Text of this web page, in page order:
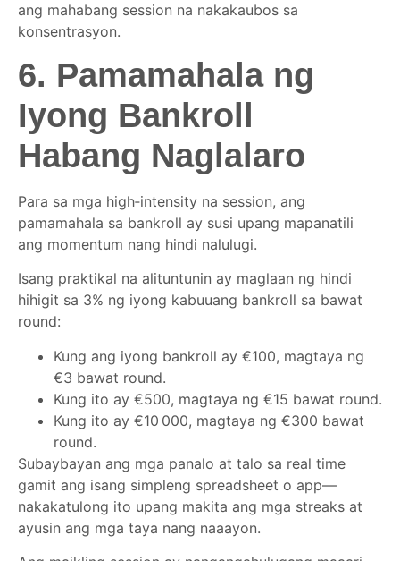
ang mahabang session na nakakaubos sa
konsentrasyon.
6. Pamamahala ng
Iyong Bankroll
Habang Naglalaro
Para sa mga high‑intensity na session, ang
pamamahala sa bankroll ay susi upang mapanatili
ang momentum nang hindi nalulugi.
Isang praktikal na alituntunin ay maglaan ng hindi
hihigit sa 3% ng iyong kabuuang bankroll sa bawat
round:
Kung ang iyong bankroll ay €100, magtaya ng
€3 bawat round.
Kung ito ay €500, magtaya ng €15 bawat round.
Kung ito ay €10 000, magtaya ng €300 bawat
round.
Subaybayan ang mga panalo at talo sa real time
gamit ang isang simpleng spreadsheet o app—
nakakatulong ito upang makita ang mga streaks at
ayusin ang mga taya nang naaayon.